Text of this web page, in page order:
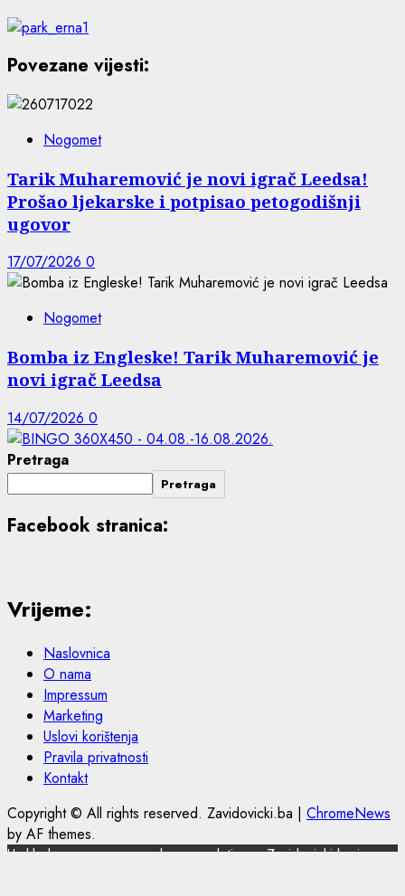
Povezane vijesti:
Nogomet
Tarik Muharemović je novi igrač Leedsa!
Prošao ljekarske i potpisao petogodišnji
ugovor
17/07/2026 0
Nogomet
Bomba iz Engleske! Tarik Muharemović je
novi igrač Leedsa
14/07/2026 0
Pretraga
Pretraga
Facebook stranica:
Vrijeme:
Naslovnica
O nama
Impressum
Marketing
Uslovi korištenja
Pravila privatnosti
Kontakt
Copyright © All rights reserved. Zavidovicki.ba | ChromeNews
by AF themes.
U skladu s novom europskom regulativom, Zavidovicki.ba je